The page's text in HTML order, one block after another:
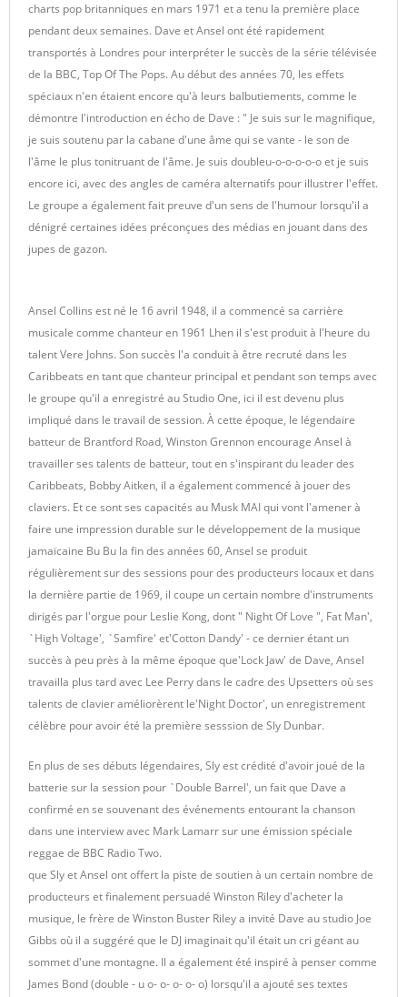
charts pop britanniques en mars 1971 et a tenu la première place
pendant deux semaines. Dave et Ansel ont été rapidement
transportés à Londres pour interpréter le succès de la série télévisée
de la BBC, Top Of The Pops. Au début des années 70, les effets
spéciaux n'en étaient encore qu'à leurs balbutiements, comme le
démontre l'introduction en écho de Dave : " Je suis sur le magnifique,
je suis soutenu par la cabane d'une âme qui se vante - le son de
l'âme le plus tonitruant de l'âme. Je suis doubleu-o-o-o-o-o et je suis
encore ici, avec des angles de caméra alternatifs pour illustrer l'effet.
Le groupe a également fait preuve d'un sens de l'humour lorsqu'il a
dénigré certaines idées préconçues des médias en jouant dans des
jupes de gazon.
Ansel Collins est né le 16 avril 1948, il a commencé sa carrière
musicale comme chanteur en 1961 Lhen il s'est produit à l'heure du
talent Vere Johns. Son succès l'a conduit à être recruté dans les
Caribbeats en tant que chanteur principal et pendant son temps avec
le groupe qu'il a enregistré au Studio One, ici il est devenu plus
impliqué dans le travail de session. À cette époque, le légendaire
batteur de Brantford Road, Winston Grennon encourage Ansel à
travailler ses talents de batteur, tout en s'inspirant du leader des
Caribbeats, Bobby Aitken, il a également commencé à jouer des
claviers. Et ce sont ses capacités au Musk MAI qui vont l'amener à
faire une impression durable sur le développement de la musique
jamaïcaine Bu Bu la fin des années 60, Ansel se produit
régulièrement sur des sessions pour des producteurs locaux et dans
la dernière partie de 1969, il coupe un certain nombre d'instruments
dirigés par l'orgue pour Leslie Kong, dont " Night Of Love ", Fat Man',
`High Voltage', `Samfire' et'Cotton Dandy' - ce dernier étant un
succès à peu près à la même époque que'Lock Jaw' de Dave, Ansel
travailla plus tard avec Lee Perry dans le cadre des Upsetters où ses
talents de clavier améliorèrent le'Night Doctor', un enregistrement
célèbre pour avoir été la première sesssion de Sly Dunbar.
En plus de ses débuts légendaires, Sly est crédité d'avoir joué de la
batterie sur la session pour `Double Barrel', un fait que Dave a
confirmé en se souvenant des événements entourant la chanson
dans une interview avec Mark Lamarr sur une émission spéciale
reggae de BBC Radio Two.
que Sly et Ansel ont offert la piste de soutien à un certain nombre de
producteurs et finalement persuadé Winston Riley d'acheter la
musique, le frère de Winston Buster Riley a invité Dave au studio Joe
Gibbs où il a suggéré que le DJ imaginait qu'il était un cri géant au
sommet d'une montagne. Il a également été inspiré à penser comme
James Bond (double - u o- o- o- o- o) lorsqu'il a ajouté ses textes